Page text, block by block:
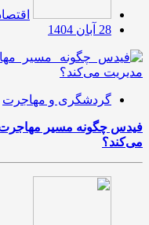
28 آبان 1404
گردشگری و مهاجرت
فیدس چگونه مسیر مهاجرت
می‌کند؟